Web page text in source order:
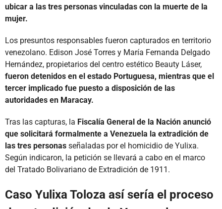
ubicar a las tres personas vinculadas con la muerte de la
mujer.
Los presuntos responsables fueron capturados en territorio
venezolano. Edison José Torres y María Fernanda Delgado
Hernández, propietarios del centro estético Beauty Láser,
fueron detenidos en el estado Portuguesa, mientras que el
tercer implicado fue puesto a disposición de las
autoridades en Maracay.
Tras las capturas, la Fiscalía General de la Nación anunció
que solicitará formalmente a Venezuela la extradición de
las tres personas señaladas por el homicidio de Yulixa.
Según indicaron, la petición se llevará a cabo en el marco
del Tratado Bolivariano de Extradición de 1911.
Caso Yulixa Toloza así sería el proceso